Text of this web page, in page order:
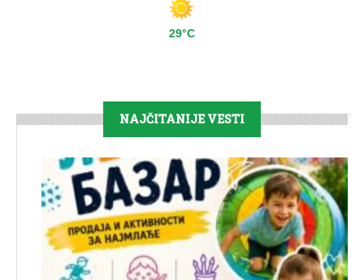
29°C
NAJČITANIJE VESTI